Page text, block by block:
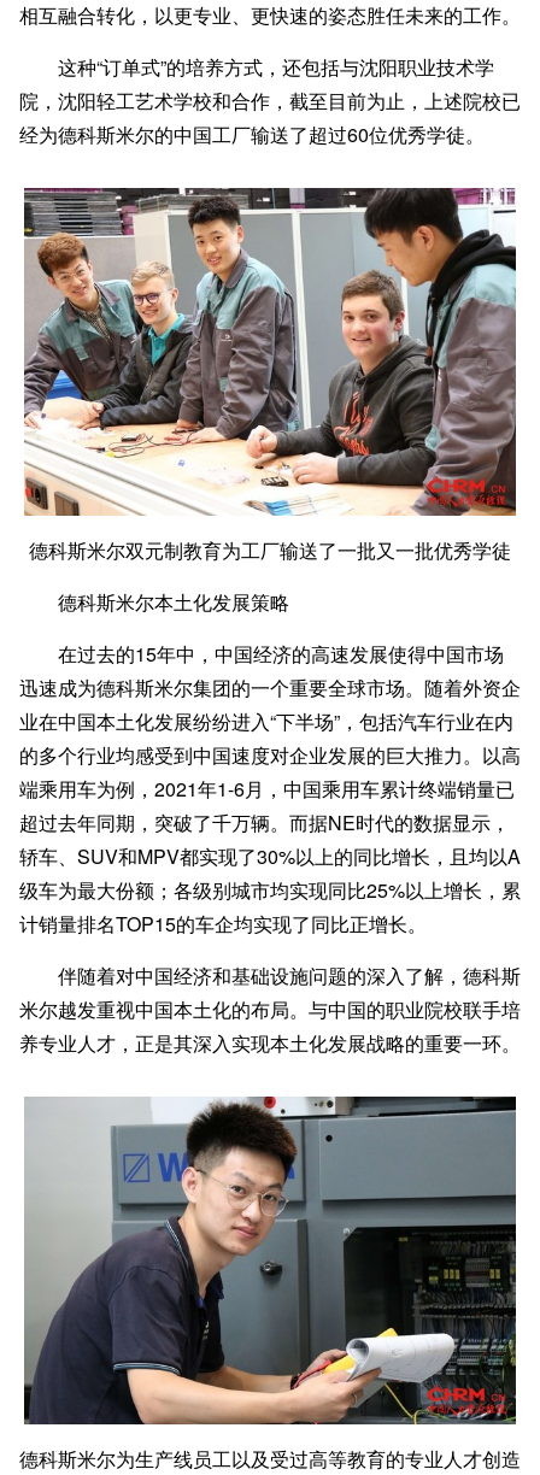
相互融合转化，以更专业、更快速的姿态胜任未来的工作。
这种“订单式”的培养方式，还包括与沈阳职业技术学
院，沈阳轻工艺术学校和合作，截至目前为止，上述院校已
经为德科斯米尔的中国工厂输送了超过60位优秀学徒。
德科斯米尔双元制教育为工厂输送了一批又一批优秀学徒
德科斯米尔本土化发展策略
在过去的15年中，中国经济的高速发展使得中国市场
迅速成为德科斯米尔集团的一个重要全球市场。随着外资企
业在中国本土化发展纷纷进入“下半场”，包括汽车行业在内
的多个行业均感受到中国速度对企业发展的巨大推力。以高
端乘用车为例，2021年1-6月，中国乘用车累计终端销量已
超过去年同期，突破了千万辆。而据NE时代的数据显示，
轿车、SUV和MPV都实现了30%以上的同比增长，且均以A
级车为最大份额 ； 各级别城市均实现同比25%以上增长，累
计销量排名TOP15的车企均实现了同比正增长。
伴随着对中国经济和基础设施问题的深入了解，德科斯
米尔越发重视中国本土化的布局。与中国的职业院校联手培
养专业人才，正是其深入实现本土化发展战略的重要一环。
德科斯米尔为生产线员工以及受过高等教育的专业人才创造